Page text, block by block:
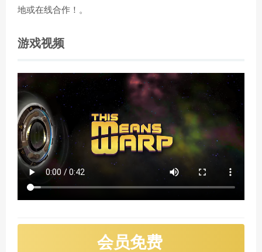
地或在线合作！。
游戏视频
会员免费